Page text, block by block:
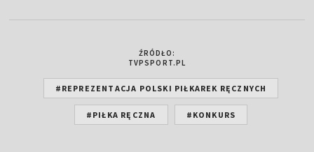
ŹRÓDŁO:
TVPSPORT.PL
#REPREZENTACJA POLSKI PIŁKAREK RĘCZNYCH
#PIŁKA RĘCZNA #KONKURS